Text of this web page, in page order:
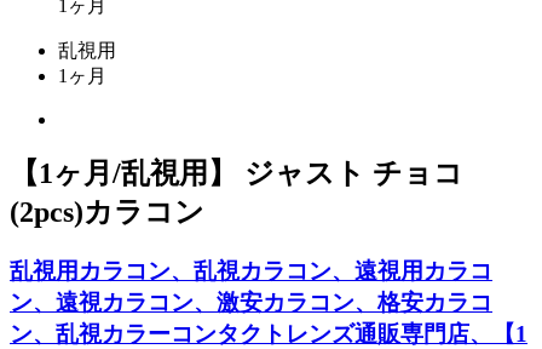
1ヶ月
乱視用
1ヶ月
【1ヶ月/乱視用】 ジャスト チョコ
(2pcs)カラコン
乱視用カラコン、乱視カラコン、遠視用カラコ
ン、遠視カラコン、激安カラコン、格安カラコ
ン、乱視カラーコンタクトレンズ通販専門店、【1